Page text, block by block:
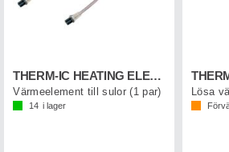
THERM-IC HEATING ELEMENTS
Värmeelement till sulor (1 par)
14 i lager
Lösa